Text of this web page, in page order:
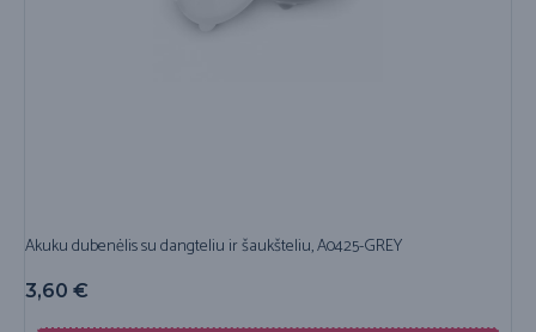
Akuku dubenėlis su dangteliu ir šaukšteliu, A0425-GREY
3,60 €